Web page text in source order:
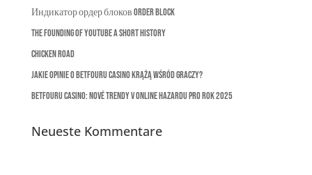
Индикатор ордер блоков Order Block
The Founding of YouTube A Short History
Chicken Road
Jakie opinie o Betfouru Casino krążą wśród graczy?
Betfouru Casino: Nové trendy v online hazardu pro rok 2025
Neueste Kommentare